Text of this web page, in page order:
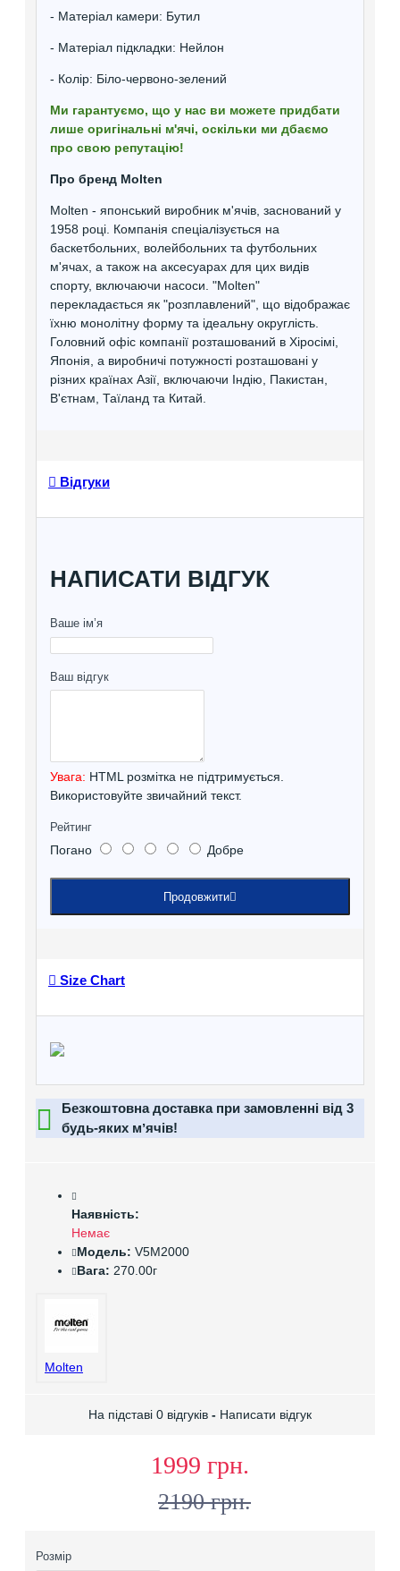
- Матеріал камери: Бутил
- Матеріал підкладки: Нейлон
- Колір: Біло-червоно-зелений
Ми гарантуємо, що у нас ви можете придбати
лише оригінальні м'ячі, оскільки ми дбаємо
про свою репутацію!
Про бренд Molten
Molten - японський виробник м'ячів, заснований у
1958 році. Компанія спеціалізується на
баскетбольних, волейбольних та футбольних
м'ячах, а також на аксесуарах для цих видів
спорту, включаючи насоси. "Molten"
перекладається як "розплавлений", що відображає
їхню монолітну форму та ідеальну округлість.
Головний офіс компанії розташований в Хіросімі,
Японія, а виробничі потужності розташовані у
різних країнах Азії, включаючи Індію, Пакистан,
В'єтнам, Таїланд та Китай.
Відгуки
НАПИСАТИ ВІДГУК
Ваше ім’я
Ваш відгук
Увага: HTML розмітка не підтримується.
Використовуйте звичайний текст.
Рейтинг
Погано Добре
Продовжити
Size Chart
Безкоштовна доставка при замовленні від 3
будь-яких мʼячів!
Наявність:
Немає
Модель: V5M2000
Вага: 270.00г
Molten
На підставі 0 відгуків - Написати відгук
1999 грн.
2190 грн.
Розмір